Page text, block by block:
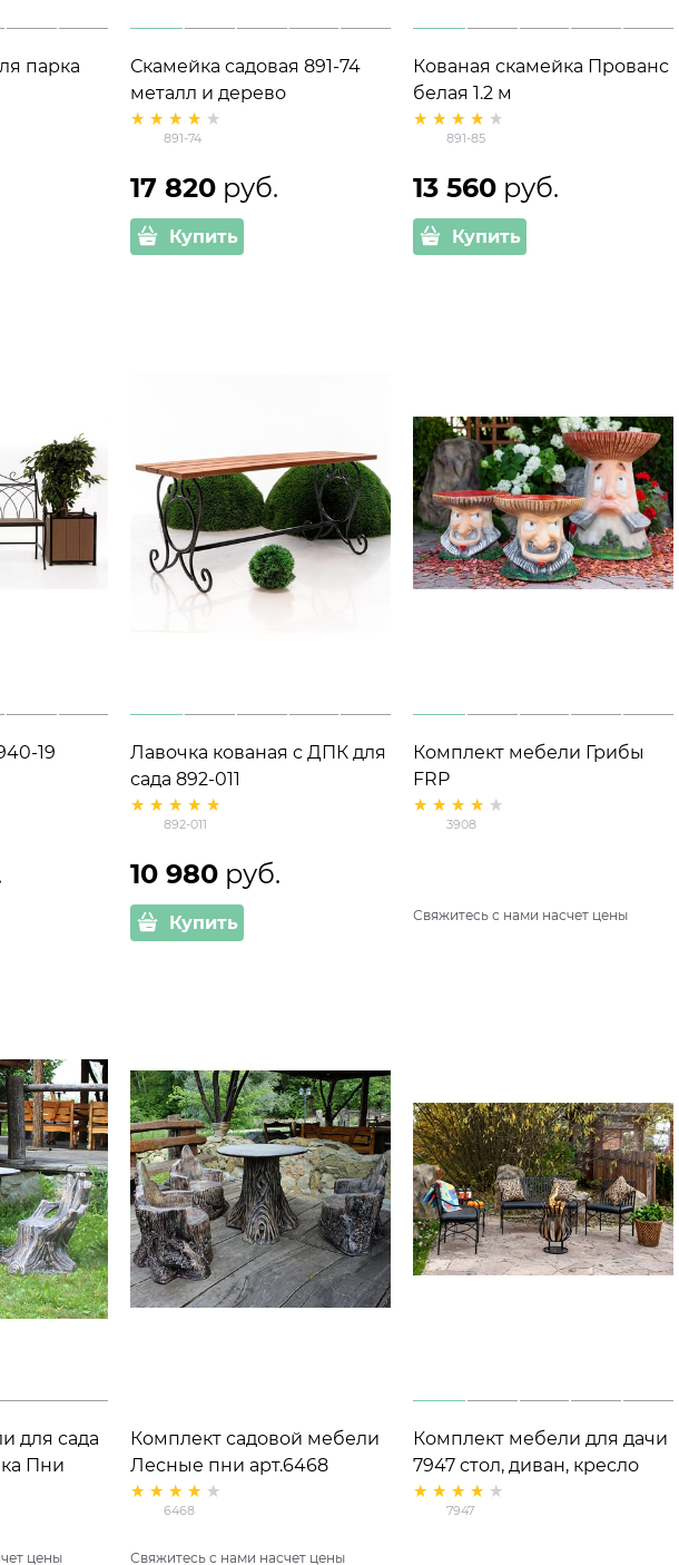
парка
Скамейка садовая 891-74
металл и дерево
891-74
17 820 руб.
Купить
Кованая скамейка Прованс
белая 1.2 м
891-85
13 560 руб.
Купить
19
Лавочка кованая с ДПК для
сада 892-011
892-011
10 980 руб.
Купить
Комплект мебели Грибы
FRP
3908
Свяжитесь с нами насчет цены
для сада
цены
Комплект садовой мебели
Лесные пни арт.6468
стеклопластик
6468
Свяжитесь с нами насчет цены
Комплект мебели для дачи
7947 стол, диван, кресло
(2шт), уличный камин
7947